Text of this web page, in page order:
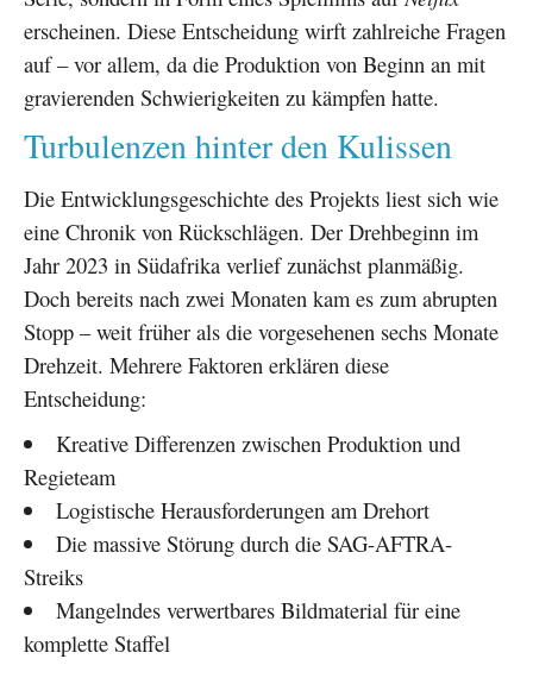
erscheinen. Diese Entscheidung wirft zahlreiche Fragen
auf – vor allem, da die Produktion von Beginn an mit
gravierenden Schwierigkeiten zu kämpfen hatte.
Turbulenzen hinter den Kulissen
Die Entwicklungsgeschichte des Projekts liest sich wie
eine Chronik von Rückschlägen. Der Drehbeginn im
Jahr 2023 in Südafrika verlief zunächst planmäßig.
Doch bereits nach zwei Monaten kam es zum abrupten
Stopp – weit früher als die vorgesehenen sechs Monate
Drehzeit. Mehrere Faktoren erklären diese
Entscheidung:
Kreative Differenzen zwischen Produktion und
Regieteam
Logistische Herausforderungen am Drehort
Die massive Störung durch die SAG-AFTRA-
Streiks
Mangelndes verwertbares Bildmaterial für eine
komplette Staffel